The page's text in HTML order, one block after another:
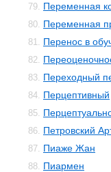
79. Переменная
80. Переменная
81. Перенос в
82.
83. Переходный
84. Перцептивный
85.
86. Петровский
87. Пиаже Жан
88. Пиармен